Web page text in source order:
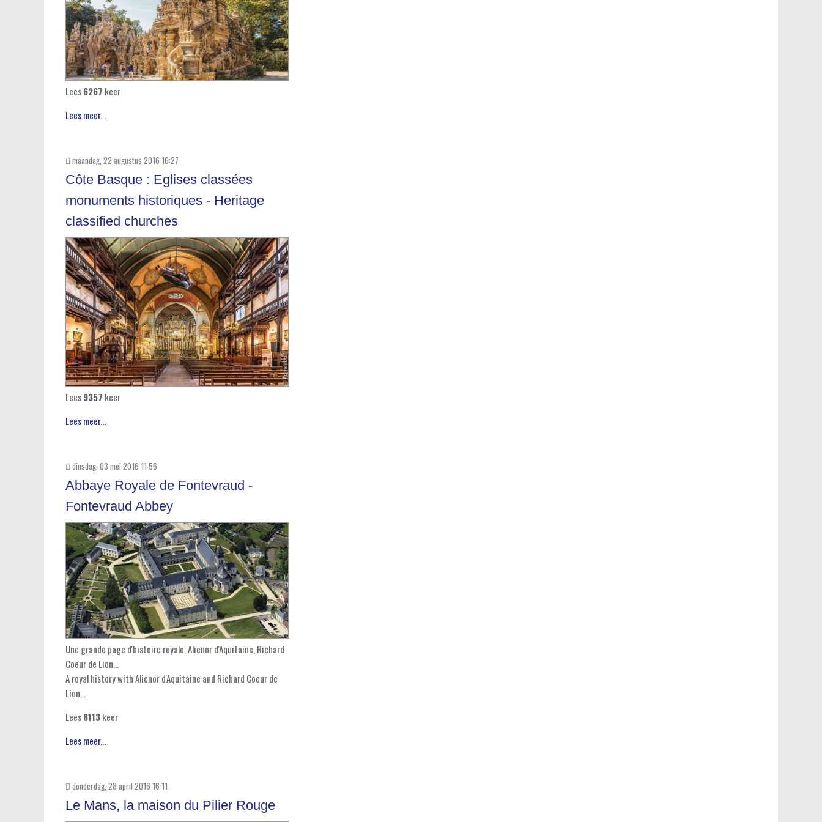
Lees6267 keer
Lees meer...
maandag, 22 augustus 2016 16:27
Côte Basque : Eglises classées
monuments historiques - Heritage
classified churches
Lees9357 keer
Lees meer...
dinsdag, 03 mei 2016 11:56
Abbaye Royale de Fontevraud -
Fontevraud Abbey
Une grande page d'histoire royale, Alienor d'Aquitaine, Richard
Coeur de Lion...
A royal history with Alienor d'Aquitaine and Richard Coeur de
Lion...
Lees8113keer
Lees meer...
donderdag, 28 april 2016 16:11
Le Mans, la maison du Pilier Rouge